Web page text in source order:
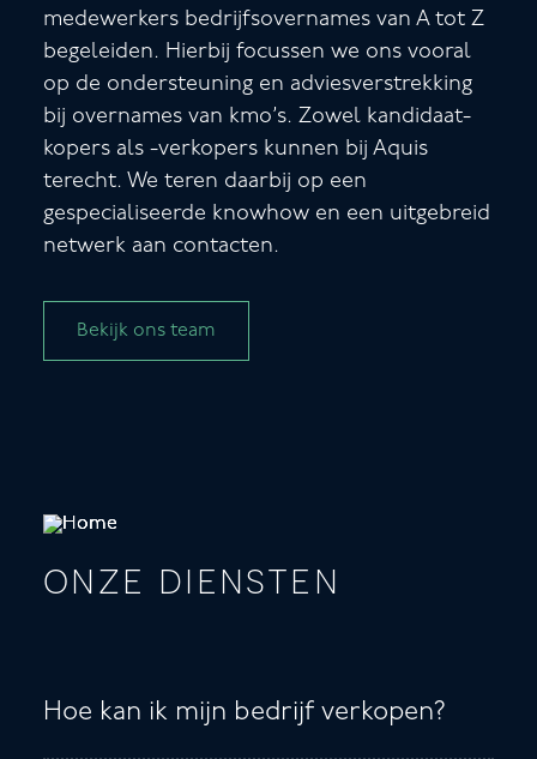
medewerkers bedrijfsovernames van A tot Z
begeleiden. Hierbij focussen we ons vooral
op de ondersteuning en adviesverstrekking
bij overnames van kmo’s. Zowel kandidaat-
kopers als -verkopers kunnen bij Aquis
terecht. We teren daarbij op een
gespecialiseerde knowhow en een uitgebreid
netwerk aan contacten.
Bekijk ons team
onze diensten
Hoe kan ik mijn bedrijf verkopen?